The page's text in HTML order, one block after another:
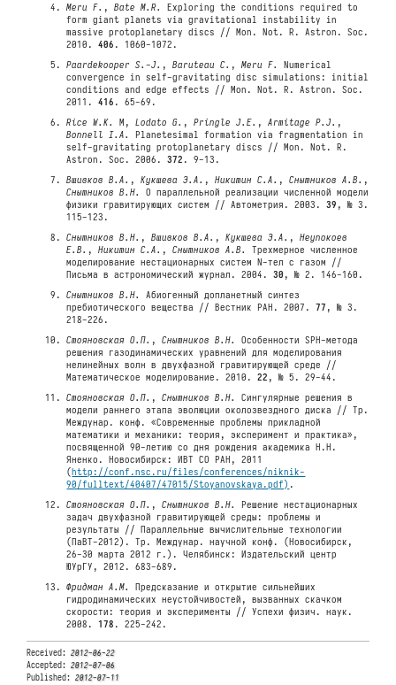
Meru F. ,Bate M.R.
Exploring the conditions required to
form giant planets via gravitational instability in
massive protoplanetary discs // Mon. Not. R. Astron. Soc.
2010.406 . 1060-1072.
Paardekooper S.-J. ,Baruteau C. ,Meru F.
Numerical
convergence in self-gravitating disc simulations: initial
conditions and edge effects // Mon. Not. R. Astron. Soc.
2011.416 . 65-69.
Rice W.K.
M, Lodato G. ,Pringle J.E. ,Armitage P.J. ,
Bonnell I.A.
Planetesimal formation via fragmentation in
self-gravitating protoplanetary discs // Mon. Not. R.
Astron. Soc. 2006.372 . 9-13.
Вшивков В.А. ,Кукшева Э.А. ,Никитин С.А. ,Снытников А.В. ,
Снытников В.Н.
О параллельной реализации численной модели
физики гравитирующих систем // Автометрия. 2003.39 , № 3.
115-123.
Снытников В.Н. ,Вшивков В.А. ,Кукшева Э.А. ,Неупокоев
Е.В. ,Никитин С.А. ,Снытников А.В.
Трехмерное численное
моделирование нестационарных систем N-тел с газом //
Письма в астрономический журнал. 2004.30 , № 2. 146-160.
Снытников В.Н.
Абиогенный допланетный синтез
пребиотического вещества // Вестник РАН. 2007.77 , № 3.
218-226.
Стояновская О.П. ,Снытников В.Н.
Особенности SPH-метода
решения газодинамических уравнений для моделирования
нелинейных волн в двухфазной гравитирующей среде //
Математическое моделирование. 2010.22 , № 5. 29-44.
Стояновская О.П. ,Снытников В.Н.
Сингулярные решения в
модели раннего этапа эволюции околозвездного диска // Тр.
Междунар. конф. «Современные проблемы прикладной
математики и механики: теория, эксперимент и практика»,
посвященной 90-летию со дня рождения академика Н.Н.
Яненко. Новосибирск: ИВТ СО РАН, 2011
(http://conf.nsc.ru/files/conferences/niknik-
90/fulltext/40407/47015/Stoyanovskaya.pdf) .
Стояновская О.П. ,Снытников В.Н.
Решение нестационарных
задач двухфазной гравитирующей среды: проблемы и
результаты // Параллельные вычислительные технологии
(ПаВТ-2012). Тр. Междунар. научной конф. (Новосибирск,
26-30 марта 2012 г.). Челябинск: Издательский центр
ЮУрГУ, 2012. 683-689.
Фридман А.М.
Предсказание и открытие сильнейших
гидродинамических неустойчивостей, вызванных скачком
скорости: теория и эксперименты // Успехи физич. наук.
2008.178 . 225-242.
Received:2012-06-22
Accepted:2012-07-06
Published:2012-07-11